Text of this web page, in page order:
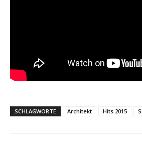
SCHLAGWORTE Architekt Hits 2015